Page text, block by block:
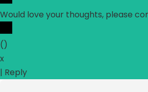
Would love your thoughts, please
()
x
| Reply